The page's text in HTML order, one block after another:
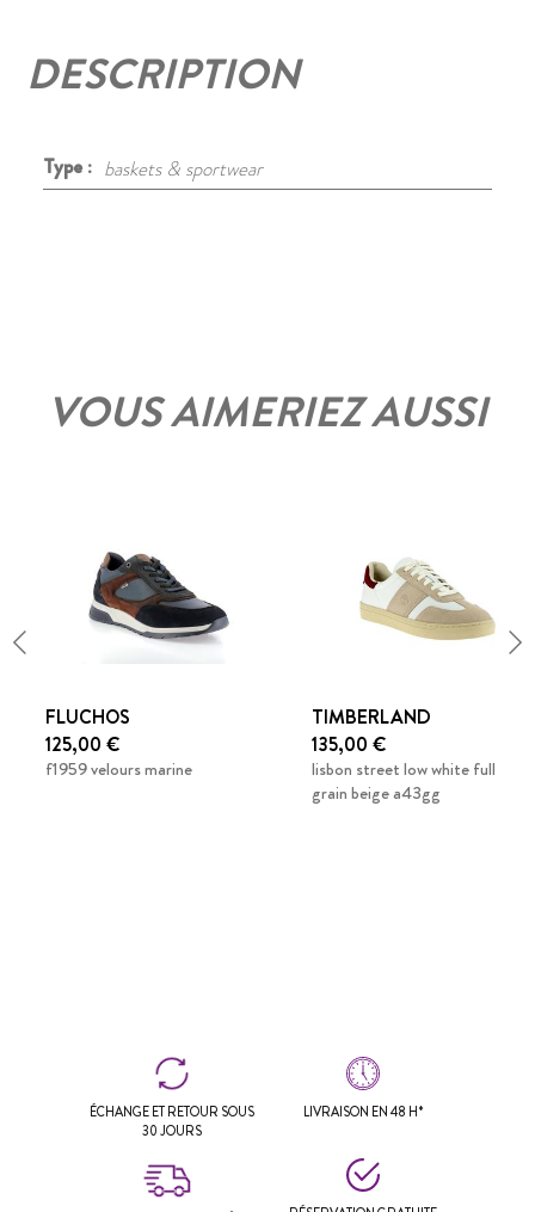
DESCRIPTION
Type : baskets & sportwear
VOUS AIMERIEZ AUSSI
FLUCHOS
125,00 €
f1959 velours marine
TIMBERLAND
135,00 €
lisbon street low white full
grain beige a43gg
ÉCHANGE ET RETOUR SOUS
30 JOURS
LIVRAISON EN 48 H*